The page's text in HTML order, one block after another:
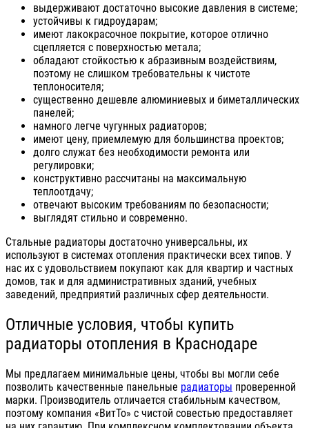
выдерживают достаточно высокие давления в системе;
устойчивы к гидроударам;
имеют лакокрасочное покрытие, которое отлично
сцепляется с поверхностью метала;
обладают стойкостью к абразивным воздействиям,
поэтому не слишком требовательны к чистоте
теплоносителя;
существенно дешевле алюминиевых и биметаллических
панелей;
намного легче чугунных радиаторов;
имеют цену, приемлемую для большинства проектов;
долго служат без необходимости ремонта или
регулировки;
конструктивно рассчитаны на максимальную
теплоотдачу;
отвечают высоким требованиям по безопасности;
выглядят стильно и современно.
Стальные радиаторы достаточно универсальны, их
используют в системах отопления практически всех типов. У
нас их с удовольствием покупают как для квартир и частных
домов, так и для административных зданий, учебных
заведений, предприятий различных сфер деятельности.
Отличные условия, чтобы купить
радиаторы отопления в Краснодаре
Мы предлагаем минимальные цены, чтобы вы могли себе
позволить качественные панельные радиаторы проверенной
марки. Производитель отличается стабильным качеством,
поэтому компания «ВитТо» с чистой совестью предоставляет